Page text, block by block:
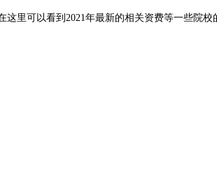
这里可以看到2021年最新的相关资费等一些院